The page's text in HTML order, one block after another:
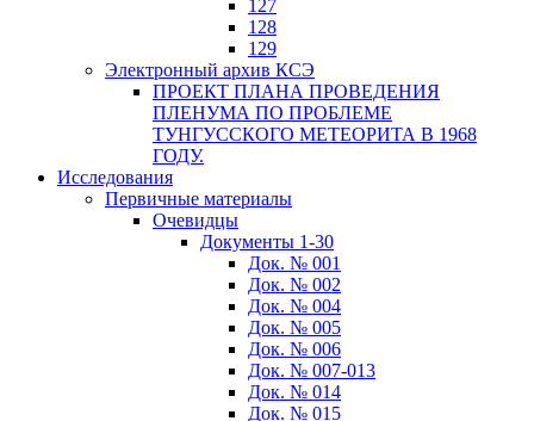
127
128
129
Электронный архив КСЭ
ПРОЕКТ ПЛАНА ПРОВЕДЕНИЯ
ПЛЕНУМА ПО ПРОБЛЕМЕ
ТУНГУССКОГО МЕТЕОРИТА В 1968
ГОДУ.
Исследования
Первичные материалы
Очевидцы
Документы 1-30
Док. № 001
Док. № 002
Док. № 004
Док. № 005
Док. № 006
Док. № 007-013
Док. № 014
Док. № 015